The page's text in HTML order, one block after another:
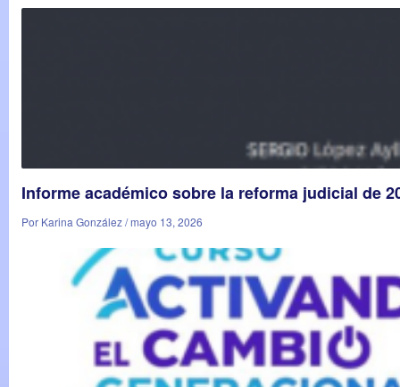
Informe académico sobre la reforma judicial de
Por Karina González / mayo 13, 2026